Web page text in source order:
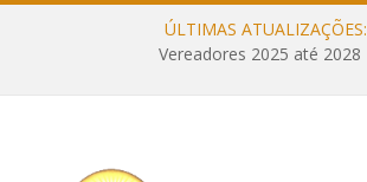
ÚLTIMAS ATUALIZAÇÕES:
Vereadores 2025 até 2028